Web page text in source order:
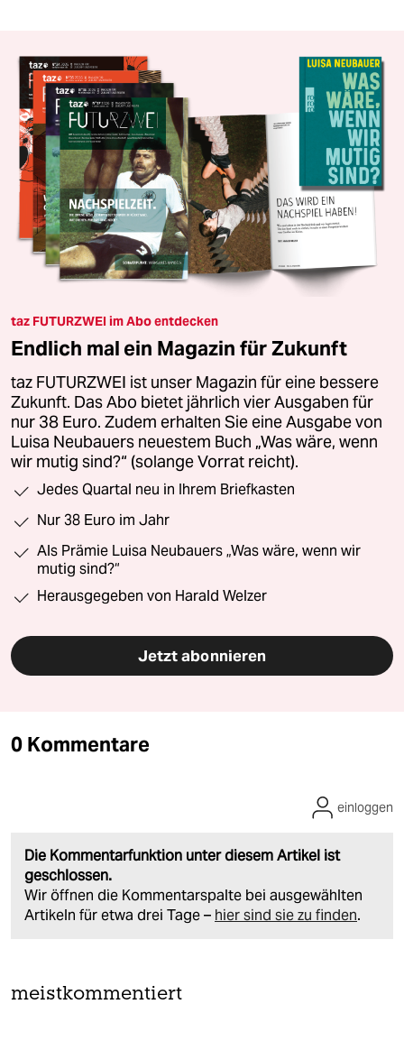
taz FUTURZWEI im Abo entdecken
Endlich mal ein Magazin für Zukunft
taz FUTURZWEI ist unser Magazin für eine bessere
Zukunft. Das Abo bietet jährlich vier Ausgaben für
nur 38 Euro. Zudem erhalten Sie eine Ausgabe von
Luisa Neubauers neuestem Buch „Was wäre, wenn
wir mutig sind?“ (solange Vorrat reicht).
Jedes Quartal neu in Ihrem Briefkasten
Nur 38 Euro im Jahr
Als Prämie Luisa Neubauers „Was wäre, wenn wir
mutig sind?“
Herausgegeben von Harald Welzer
Jetzt abonnieren
0 Kommentare
Die Kommentarfunktion unter diesem Artikel ist
geschlossen.
Wir öffnen die Kommentarspalte bei ausgewählten
Artikeln für etwa drei Tage – hier sind sie zu finden.
einloggen
meistkommentiert